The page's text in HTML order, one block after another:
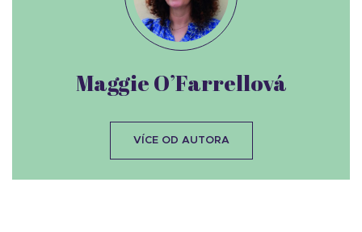
Maggie O’Farrellová
VÍCE OD AUTORA